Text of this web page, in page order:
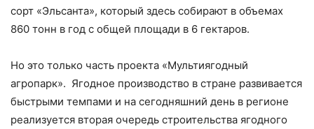
сорт «Эльсанта», который здесь собирают в объемах
860 тонн в год с общей площади в 6 гектаров.
Но это только часть проекта «Мультиягодный
агропарк». Ягодное производство в стране развивается
быстрыми темпами и на сегодняшний день в регионе
реализуется вторая очередь строительства ягодного